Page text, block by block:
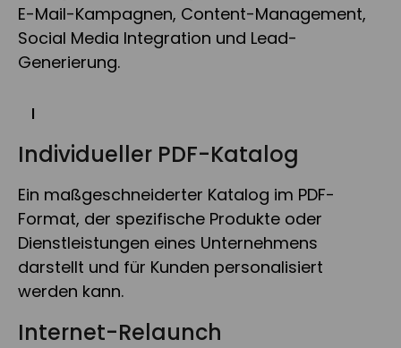
E-Mail-Kampagnen, Content-Management,
Social Media Integration und Lead-
Generierung.
I
Individueller PDF-Katalog
Ein maßgeschneiderter Katalog im PDF-
Format, der spezifische Produkte oder
Dienstleistungen eines Unternehmens
darstellt und für Kunden personalisiert
werden kann.
Internet-Relaunch